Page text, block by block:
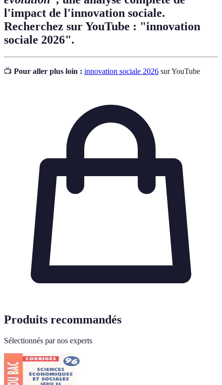
l'impact de l'innovation sociale.
Recherchez sur YouTube : "innovation
sociale 2026".
📺 Pour aller plus loin : innovation sociale 2026 sur YouTube
Produits recommandés
Sélectionnés par nos experts